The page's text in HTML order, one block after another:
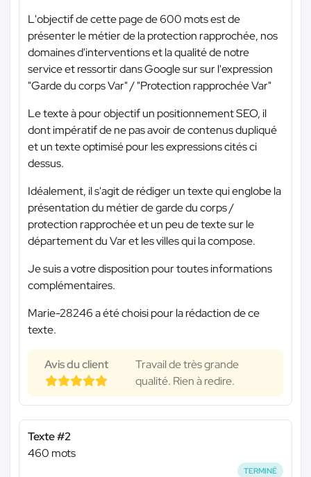
L'objectif de cette page de 600 mots est de
présenter le métier de la protection rapprochée, nos
domaines d'interventions et la qualité de notre
service et ressortir dans Google sur sur l'expression
"Garde du corps Var" / "Protection rapprochée Var"
Le texte à pour objectif un positionnement SEO, il
dont impératif de ne pas avoir de contenus dupliqué
et un texte optimisé pour les expressions cités ci
dessus.
Idéalement, il s'agit de rédiger un texte qui englobe la
présentation du métier de garde du corps /
protection rapprochée et un peu de texte sur le
département du Var et les villes qui la compose.
Je suis a votre disposition pour toutes informations
complémentaires.
Marie-28246 a été choisi pour la rédaction de ce
texte.
Avis du client
Travail de très grande
qualité. Rien à redire.
Texte #2
460 mots
TERMINÉ